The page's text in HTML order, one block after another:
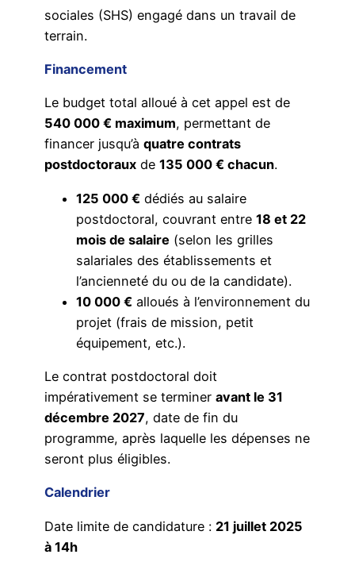
sociales (SHS) engagé dans un travail de
terrain.
Financement
Le budget total alloué à cet appel est de
540 000 € maximum, permettant de
financer jusqu’à quatre contrats
postdoctoraux de 135 000 € chacun.
125 000 € dédiés au salaire
postdoctoral, couvrant entre 18 et 22
mois de salaire (selon les grilles
salariales des établissements et
l’ancienneté du ou de la candidate).
10 000 € alloués à l’environnement du
projet (frais de mission, petit
équipement, etc.).
Le contrat postdoctoral doit
impérativement se terminer avant le 31
décembre 2027, date de fin du
programme, après laquelle les dépenses ne
seront plus éligibles.
Calendrier
Date limite de candidature : 21 juillet 2025
à 14h